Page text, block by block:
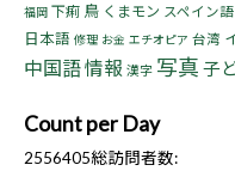
福岡 下痢 鳥 くまモン スペイン語
日本語 修理 お金 エチオピア 台湾
中国語情報 漢字 写真 子
Count per Day
2556405総訪問者数: